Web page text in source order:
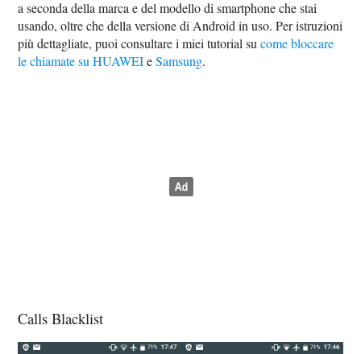
a seconda della marca e del modello di smartphone che stai
usando, oltre che della versione di Android in uso. Per istruzioni
più dettagliate, puoi consultare i miei tutorial sucome bloccare
le chiamate su HUAWEIeSamsung.
Calls Blacklist